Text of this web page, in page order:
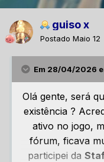
guiso x
Postado Maio 12
Em 28/04/2026
Olá gente, será
existência ?
ativo no jogo,
fórum, ficava
participei da